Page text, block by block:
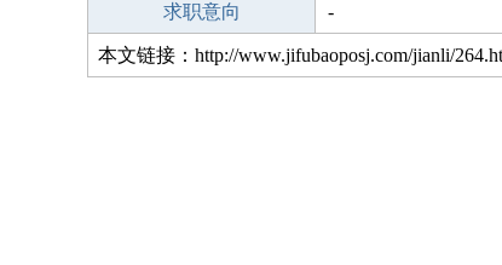
求职意向 -
本文链接：http://www.jifubaoposj.com/jianli/